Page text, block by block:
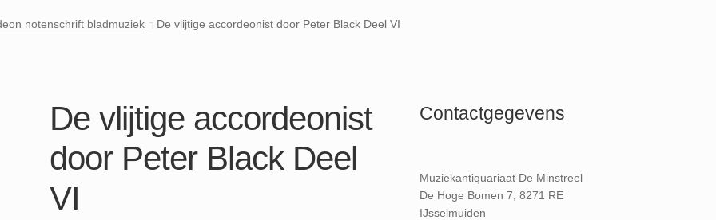
notenschrift bladmuziek De vlijtige accordeonist door Peter Black Deel VI
De vlijtige accordeonist
door Peter Black Deel
VI
Contactgegevens
Muziekantiquariaat De Minstreel
De Hoge Bomen 7, 8271 RE
IJsselmuiden